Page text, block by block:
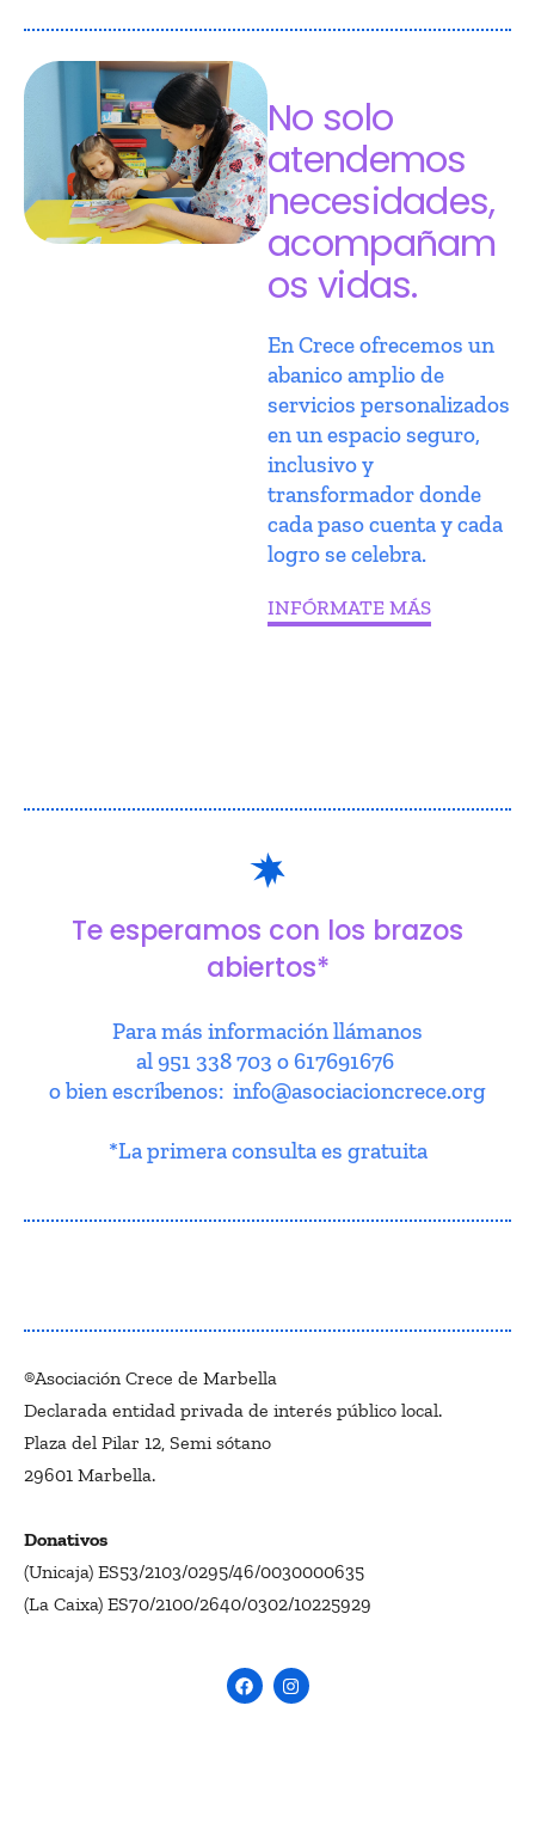
No solo
atendemos
necesidades,
acompañam
os vidas.
En Crece ofrecemos un
abanico amplio de
servicios personalizados
en un espacio seguro,
inclusivo y
transformador donde
cada paso cuenta y cada
logro se celebra.
INFÓRMATE MÁS
Te esperamos con los brazos
abiertos*
Para más información llámanos
al 951 338 703 o 617691676
o bien escríbenos: info@asociacioncrece.org
*La primera consulta es gratuita
®Asociación Crece de Marbella
Declarada entidad privada de interés público local.
Plaza del Pilar 12, Semi sótano
29601 Marbella.
Donativos
(Unicaja) ES53/2103/0295/46/0030000635
(La Caixa) ES70/2100/2640/0302/10225929